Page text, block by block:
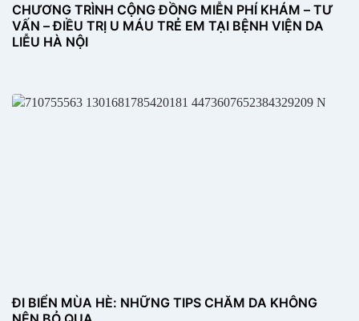
CHƯƠNG TRÌNH CỘNG ĐỒNG MIỄN PHÍ KHÁM – TƯ
VẤN – ĐIỀU TRỊ U MÁU TRẺ EM TẠI BỆNH VIỆN DA
LIỄU HÀ NỘI
ĐI BIỂN MÙA HÈ: NHỮNG TIPS CHĂM DA KHÔNG